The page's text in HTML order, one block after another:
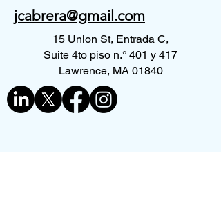
jcabrera@gmail.com
15 Union St, Entrada C,
Suite 4to piso n.° 401 y 417
Lawrence, MA 01840